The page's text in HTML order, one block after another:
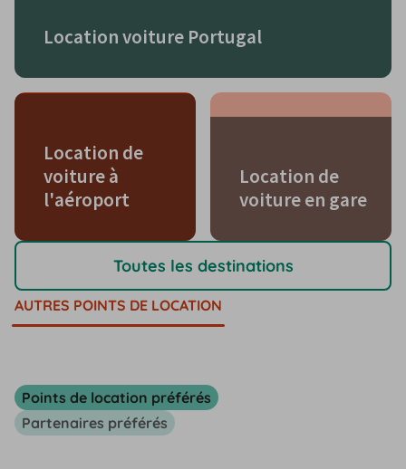
Location voiture Portugal
Location de
voiture à
l'aéroport
Location de
voiture en gare
Toutes les destinations
AUTRES POINTS DE LOCATION
Points de location préférés
Partenaires préférés